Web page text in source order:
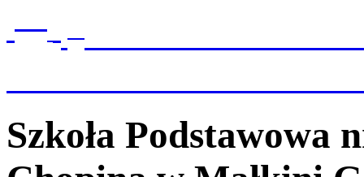
Szkoła Podstawowa